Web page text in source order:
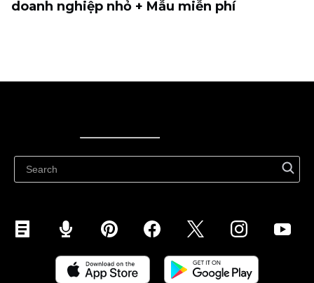
doanh nghiệp nhỏ + Mẫu miễn phí